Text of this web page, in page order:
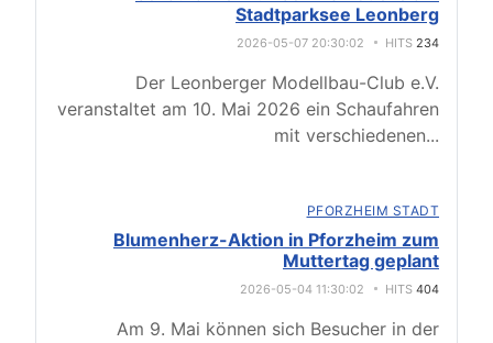
Stadtparksee Leonberg
2026-05-07 20:30:02 HITS 234
Der Leonberger Modellbau-Club e.V.
veranstaltet am 10. Mai 2026 ein Schaufahren
mit verschiedenen...
PFORZHEIM STADT
Blumenherz-Aktion in Pforzheim zum
Muttertag geplant
2026-05-04 11:30:02 HITS 404
Am 9. Mai können sich Besucher in der